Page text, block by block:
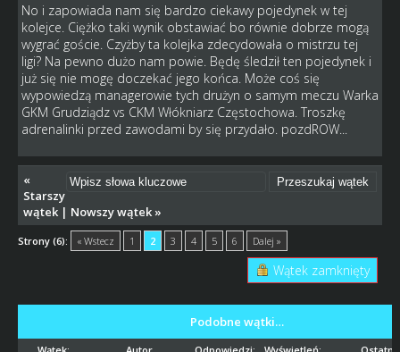
No i zapowiada nam się bardzo ciekawy pojedynek w tej
kolejce. Ciężko taki wynik obstawiać bo równie dobrze mogą
wygrać goście. Czyżby ta kolejka zdecydowała o mistrzu tej
ligi? Na pewno dużo nam powie. Będę śledził ten pojedynek i
już się nie mogę doczekać jego końca. Może coś się
wypowiedzą managerowie tych drużyn o samym meczu Warka
GKM Grudziądz vs CKM Włókniarz Częstochowa. Troszkę
adrenalinki przed zawodami by się przydało. pozdROW...
«
Starszy
wątek| Nowszy wątek»
Strony (6): « Wstecz 1 2 3 4 5 6 Dalej »
Wątek zamknięty
Podobne wątki…